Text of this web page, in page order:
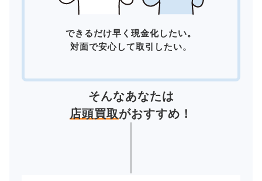
できるだけ早く現金化したい。
対面で安心して取引したい。
そんなあなたは
店頭買取がおすすめ！